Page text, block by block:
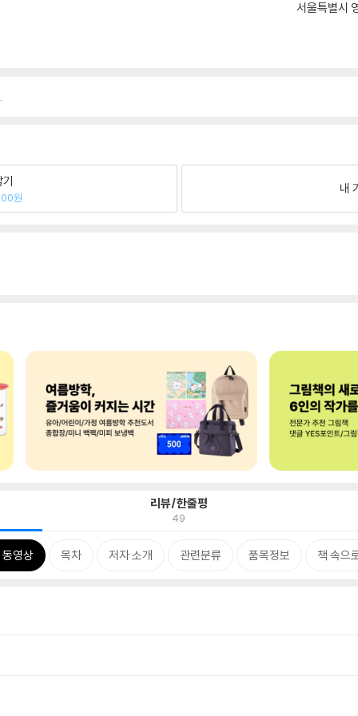
서울특별시
원
내
리뷰/한줄평
49
영상 목차 저자 소개 관련분류 품목정보 책 속으